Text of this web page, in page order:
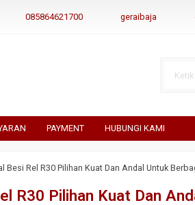
085864621700 geraibaja
PAYMENT HUBUNGI KAMI
Besi Rel R30 Pilihan Kuat Dan Andal Untuk
R30 Pilihan Kuat Dan